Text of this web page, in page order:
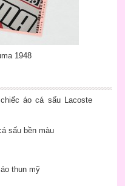
1948
áo cá sấu Lacoste
sấu bền màu
thun mỹ